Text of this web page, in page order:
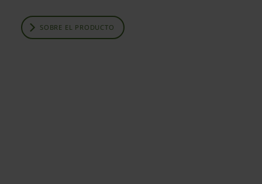
SOBRE EL PRODUCTO